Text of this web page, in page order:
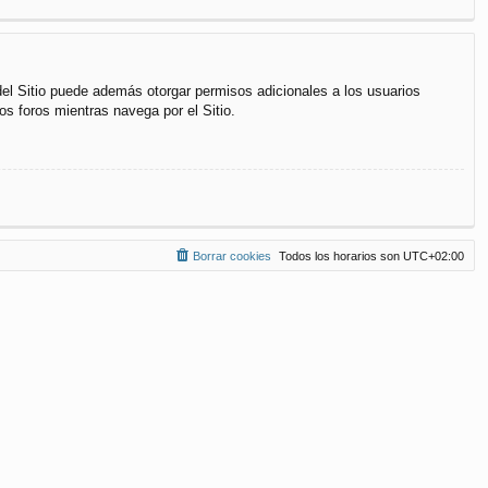
Sitio puede además otorgar permisos adicionales a los usuarios
foros mientras navega por el Sitio.
Todos los horarios son UTC+02:00
Borrar cookies